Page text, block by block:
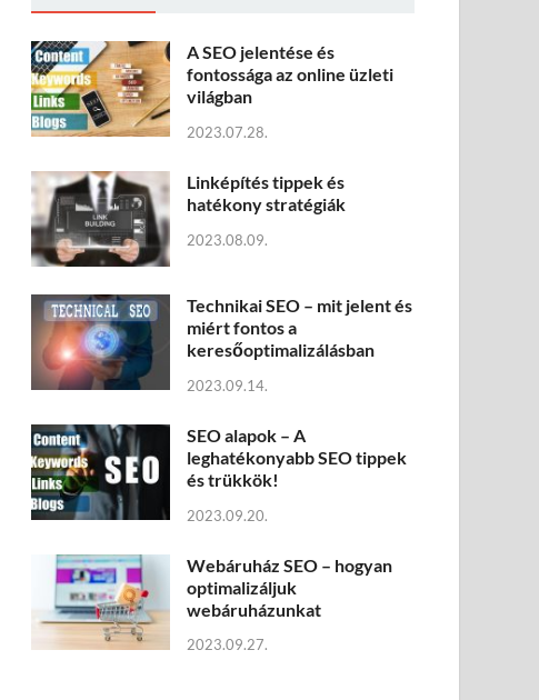
A SEO jelentése és
fontossága az online üzleti
világban
2023.07.28.
Linképítés tippek és
hatékony stratégiák
2023.08.09.
Technikai SEO – mit jelent és
miért fontos a
keresőoptimalizálásban
2023.09.14.
SEO alapok – A
leghatékonyabb SEO tippek
és trükkök!
2023.09.20.
Webáruház SEO – hogyan
optimalizáljuk
webáruházunkat
2023.09.27.